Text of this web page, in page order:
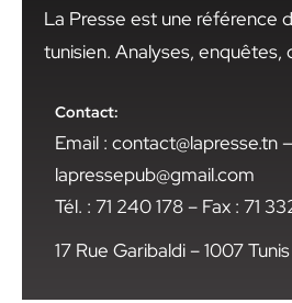
La Presse est une référence
tunisien. Analyses, enquêtes,
Contact:
Email : contact@lapresse.tn
lapressepub@gmail.com
Tél. : 71 240 178 – Fax : 71
17 Rue Garibaldi – 1007 Tunis